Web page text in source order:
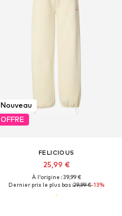
Nouveau
OFFRE
FELICIOUS
25,99 €
À l'origine : 39,99 €
Dernier prix le plus bas :29,99 €-13%